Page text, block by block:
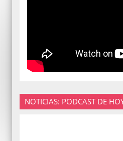
NOTICIAS: PODCAST DE